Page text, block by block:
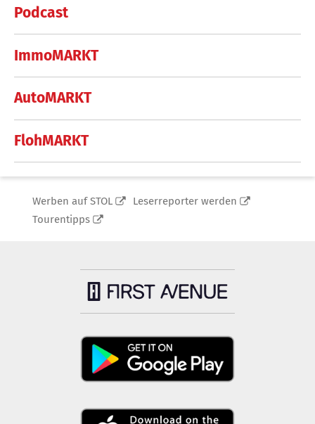
Podcast
ImmoMARKT
AutoMARKT
FlohMARKT
Werben auf STOL
Leserreporter werden
Tourentipps